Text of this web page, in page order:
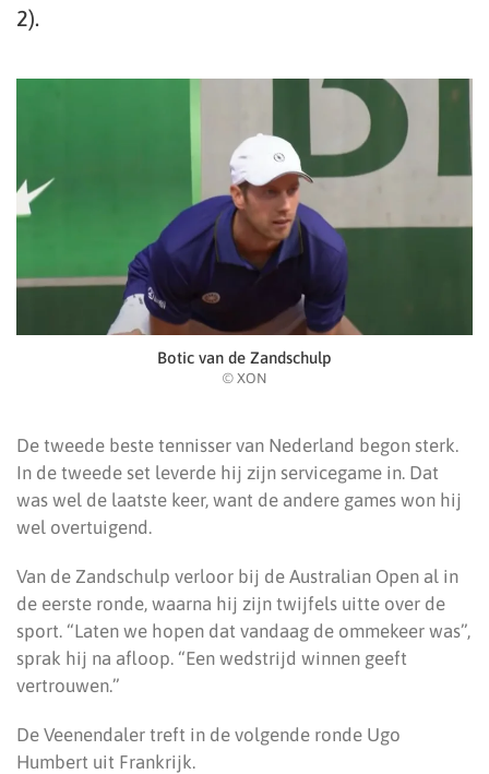
2).
Botic van de Zandschulp
© XON
De tweede beste tennisser van Nederland begon sterk.
In de tweede set leverde hij zijn servicegame in. Dat
was wel de laatste keer, want de andere games won hij
wel overtuigend.
Van de Zandschulp verloor bij de Australian Open al in
de eerste ronde, waarna hij zijn twijfels uitte over de
sport. “Laten we hopen dat vandaag de ommekeer was”,
sprak hij na afloop. “Een wedstrijd winnen geeft
vertrouwen.”
De Veenendaler treft in de volgende ronde Ugo
Humbert uit Frankrijk.